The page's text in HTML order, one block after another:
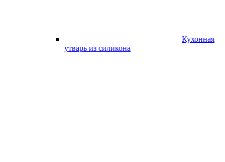
Кухонная
утварь из силикона